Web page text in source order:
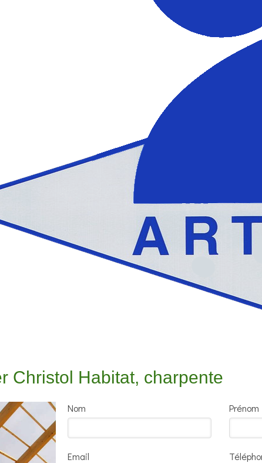
Christol Habitat, charpente
Nom Prénom
Email